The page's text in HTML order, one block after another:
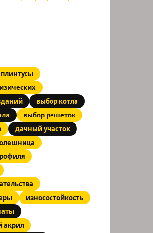
выбор котла
выбор решеток
дачный участок
износостойкость
акрил